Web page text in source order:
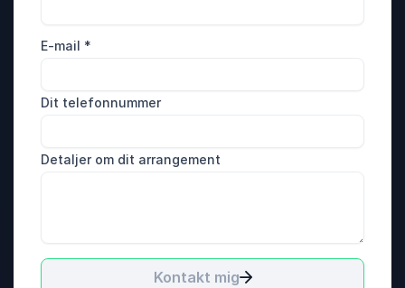
E-mail *
Dit telefonnummer
Detaljer om dit arrangement
Kontakt mig